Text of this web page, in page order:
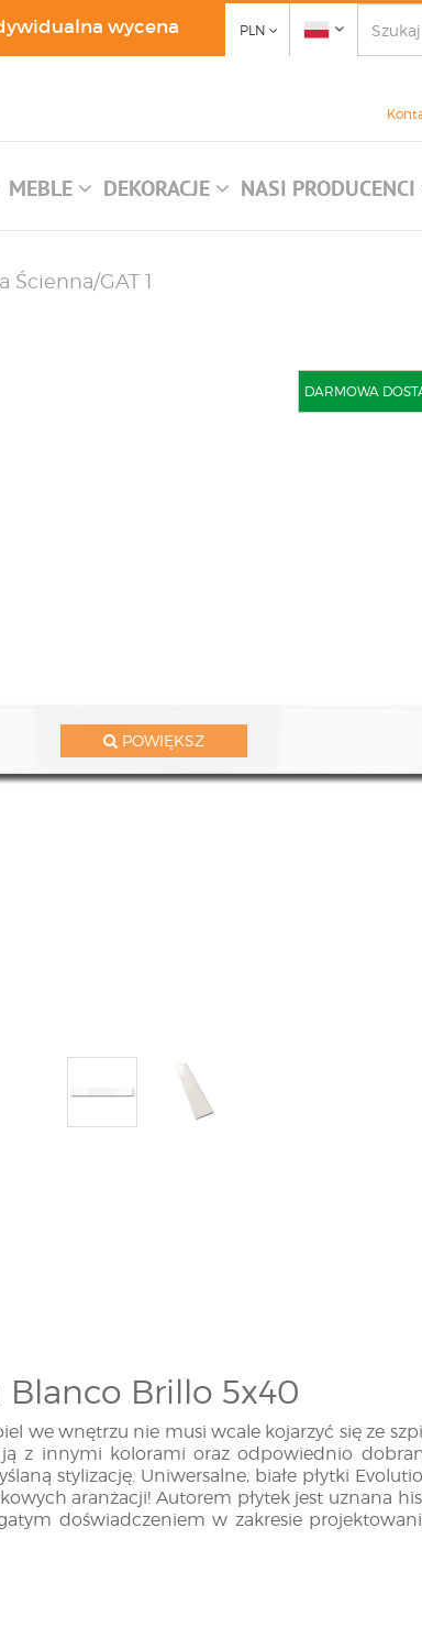
wycena PLN
MEBLE DEKORACJE NASI PRODUCENCI
Ścienna/GAT 1
DARMOWA
POWIĘKSZ
Brillo 5x40
we wnętrzu nie musi wcale kojarzyć się ze
ją z innymi kolorami oraz odpowiednio
stylizację. Uniwersalne, białe płytki
aranżacji! Autorem płytek jest uznana
doświadczeniem w zakresie
biel do każdego